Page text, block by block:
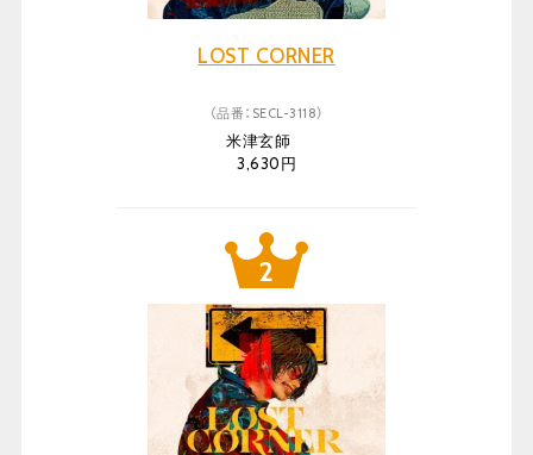
LOST CORNER
（品番：SECL-3118）
米津玄師
3,630円